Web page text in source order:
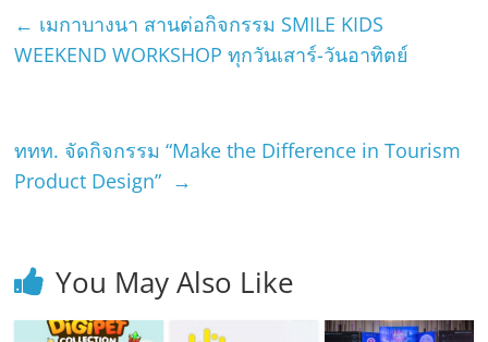
← เมกาบางนา สานต่อกิจกรรม SMILE KIDS
WEEKEND WORKSHOP ทุกวันเสาร์-วันอาทิตย์
ททท. จัดกิจกรรม “Make the Difference in Tourism
Product Design” →
You May Also Like